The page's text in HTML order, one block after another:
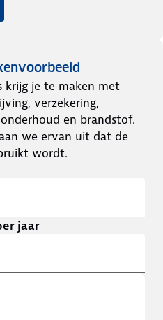
krijg je te maken met
verzekering,
en brandstof.
we ervan uit dat de
wordt.
jaar